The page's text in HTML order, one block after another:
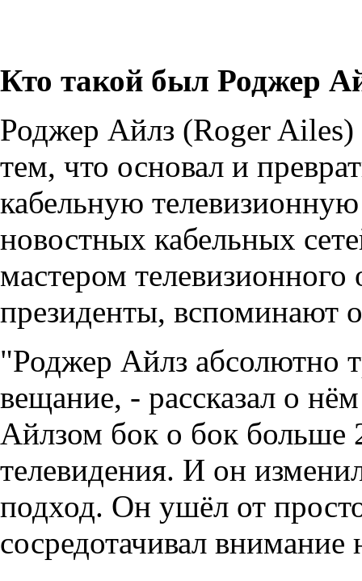
Кто такой был Роджер
Роджер Айлз (Roger Ailes)
тем, что основал и
кабельную
новостных кабельных
мастером
президенты, вспоминают
"Роджер Айлз абсолютно
вещание, - рассказал о
Айлзом бок о бок больше
телевидения. И он
подход. Он ушёл от
сосредотачивал внимание